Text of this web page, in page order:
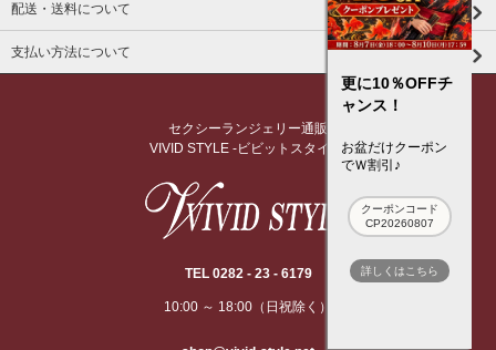
配送・送料について
支払い方法について
セクシーランジェリー通販
VIVID STYLE -ビビットスタイル-
TEL 0282 - 23 - 6179
10:00 ～ 18:00（日祝除く）
更に10％OFFチ
ャンス！
お盆だけクーポン
でＷ割引♪
クーポンコード
CP20260807
詳しくはこちら